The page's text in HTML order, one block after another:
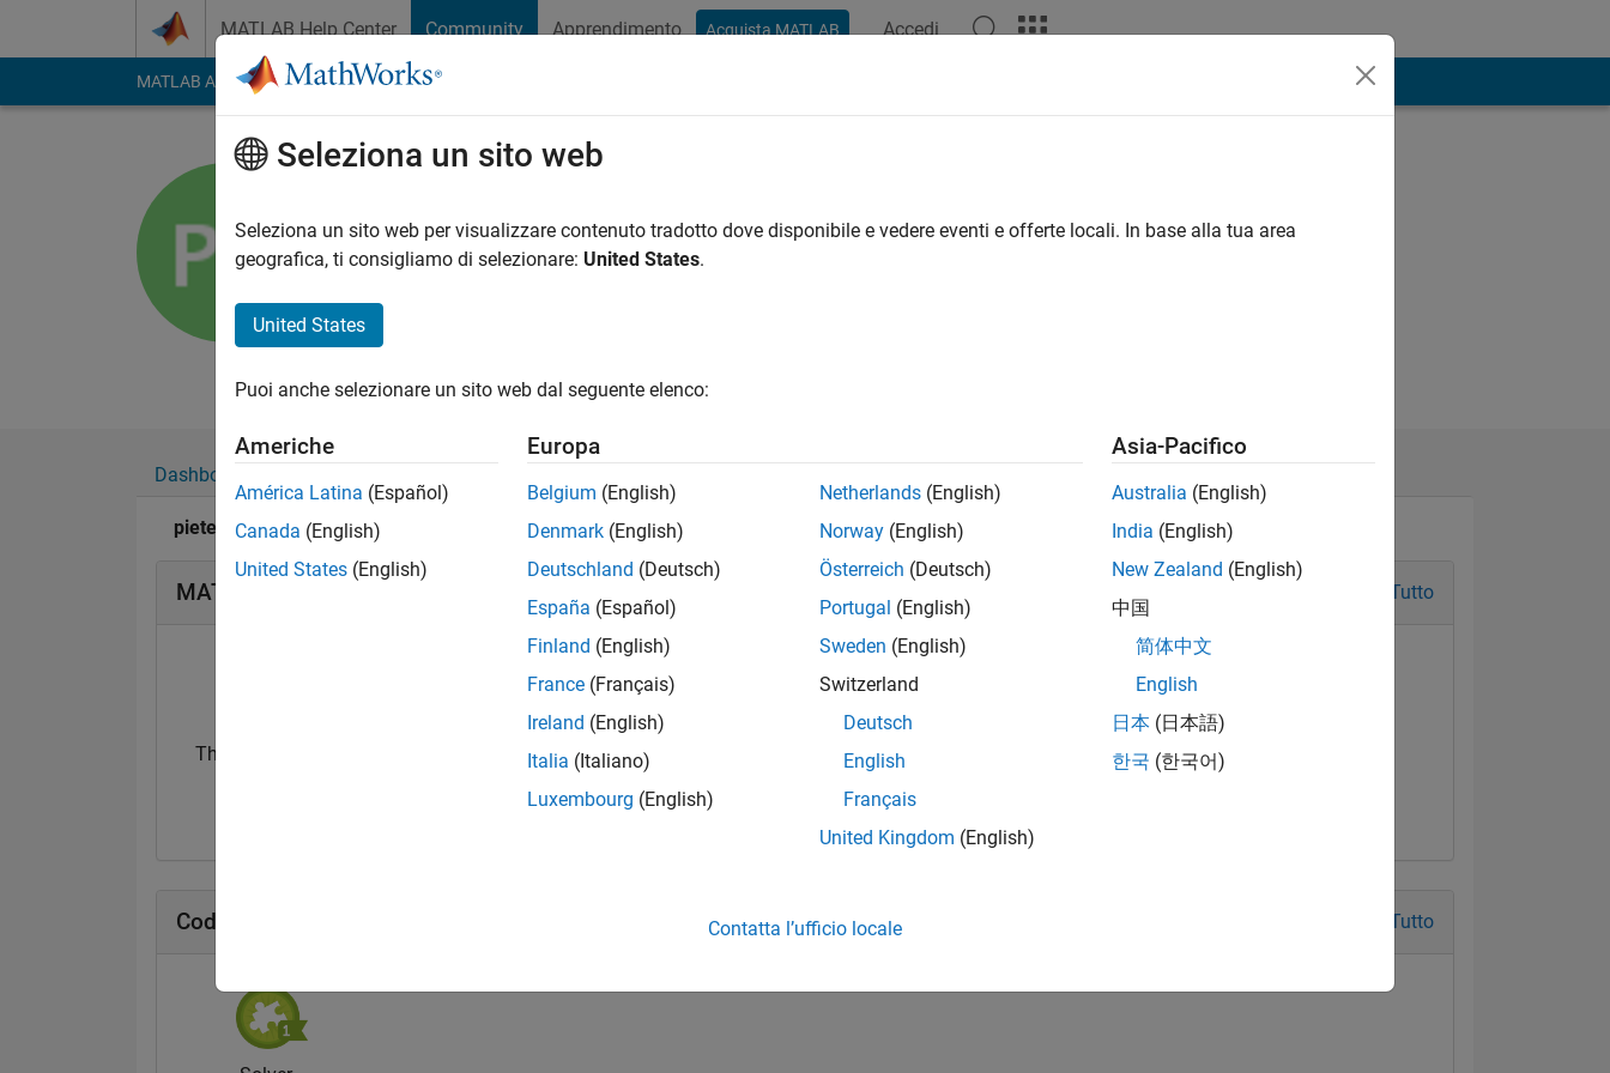
MATLAB Help Center Community Apprendimento Acquista MATLAB Accedi
MATLAB Answers File Exchange Cody
Universite des Sciences Technologies de Lille
Attivo dal 2013
Followers:
Dashboard
pieter vandromme's Badge
MATLAB Answers Badge Tutto
Thankful Level 1
Cody Badge Tutto
Seleziona un sito web
Seleziona un sito web per visualizzare contenuto tradotto dove disponibile e vedere eventi e offerte locali. In base alla tua area
geografica, ti consigliamo di selezionare: United States.
United States
Puoi anche selezionare un sito web dal seguente elenco:
Americhe
América Latina (Español)
Canada (English)
United States (English)
Europa
Belgium (English)
Denmark (English)
Deutschland (Deutsch)
España (Español)
Finland (English)
France (Français)
Ireland (English)
Italia (Italiano)
Luxembourg (English)
Netherlands (English)
Norway (English)
Österreich (Deutsch)
Portugal (English)
Sweden (English)
Switzerland
Deutsch
English
Français
United Kingdom (English)
Asia-Pacifico
Australia (English)
India (English)
New Zealand (English)
中国
简体中文
English
日本 (日本語)
한국 (한국어)
Contatta l’ufficio locale